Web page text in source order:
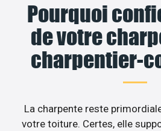
Pourquoi
de votre
charpentier-
La charpente reste
votre toiture. Certes, elle